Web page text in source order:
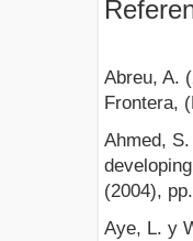
Abreu, A.
Frontera,
Ahmed,
(2004),
Aye, L. y